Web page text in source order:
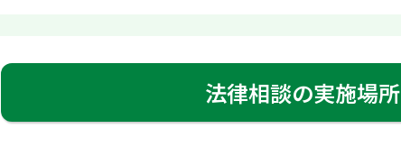
法律相談の実施場所